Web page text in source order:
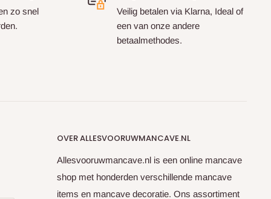
zo snel
Veilig betalen via Klarna, Ideal of
een van onze andere
betaalmethodes.
OVER ALLESVOORUWMANCAVE.NL
Allesvooruwmancave.nl is een online mancave
shop met honderden verschillende mancave
items en mancave decoratie. Ons assortiment